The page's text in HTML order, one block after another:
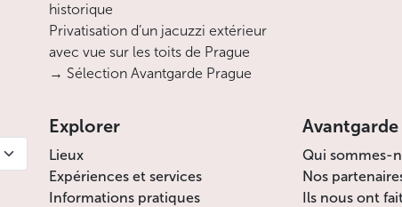
Deluxe ou certaines des suites, offrent
superbe vue sur le Château de Prague,
grâce à de grands velux.
endroit idéal pour un week-end à
Un petit bémol malgré tout : seules les
chambres situées au dernier étage
climatisées.
historique
Privatisation d’un jacuzzi extérieur
avec vue sur les toits de Prague
→ Sélection Avantgarde Prague
Explorer
Lieux
Expériences et services
Informations pratiques
Avantgarde
Qui sommes-
Nos
Ils nous ont